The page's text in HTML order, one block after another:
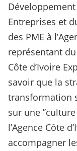
Entreprises et
des PME à
représentant
Côte d’Ivoire
savoir que la
transformation
sur une
l’Agence Côte
accompagner